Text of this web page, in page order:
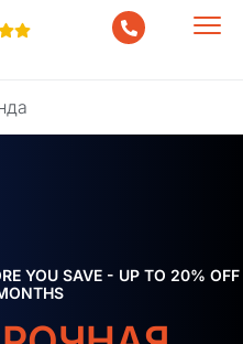
YOU SAVE - UP TO 20% OFF